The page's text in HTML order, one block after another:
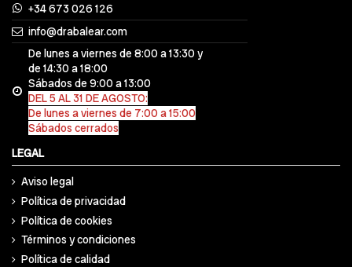
+34 673 026 126
info@drabalear.com
De lunes a viernes de 8:00 a 13:30 y
de 14:30 a 18:00
Sábados de 9:00 a 13:00
DEL 5 AL 31 DE AGOSTO:
De lunes a viernes de 7:00 a 15:00
Sábados cerrados
LEGAL
Aviso legal
Política de privacidad
Política de cookies
Términos y condiciones
Política de calidad